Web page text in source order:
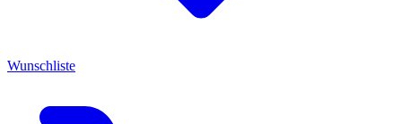
Wunschliste